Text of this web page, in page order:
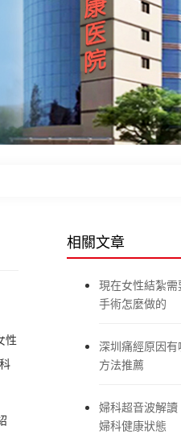
性
相關文章
現在女性結紮
手術怎麼做的
深圳痛經原因
方法推薦
婦科超音波解
婦科健康狀態